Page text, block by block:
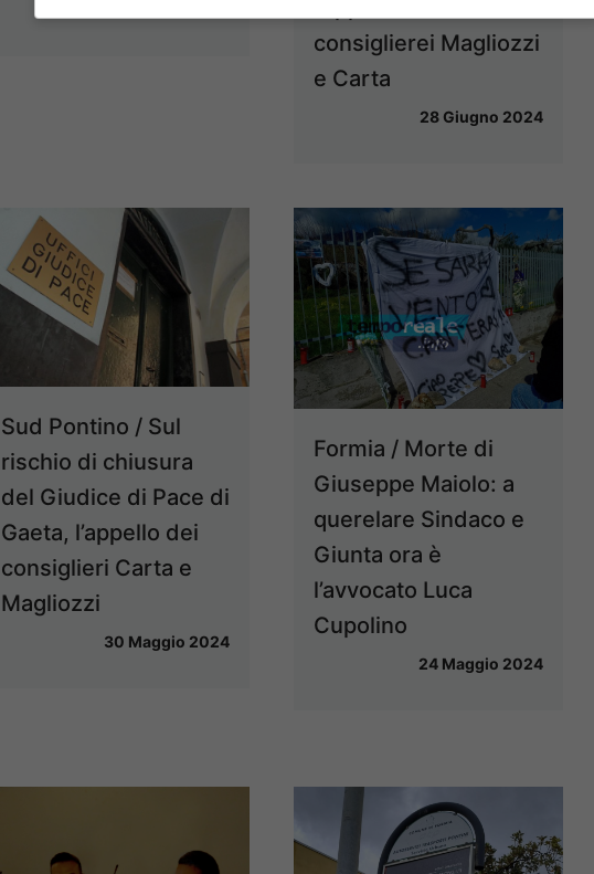
consiglierei Magliozzi
e Carta
28 Giugno 2024
Sud Pontino / Sul
rischio di chiusura
del Giudice di Pace di
Gaeta, l’appello dei
consiglieri Carta e
Magliozzi
30 Maggio 2024
Formia / Morte di
Giuseppe Maiolo: a
querelare Sindaco e
Giunta ora è
l’avvocato Luca
Cupolino
24 Maggio 2024